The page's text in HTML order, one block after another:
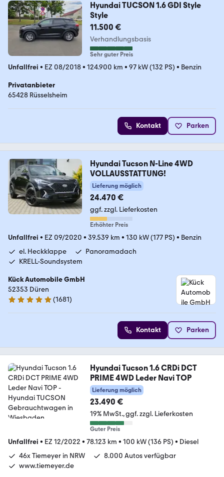
Hyundai TUCSON 1.6 GDI Style
Style
11.500 €
Verhandlungsbasis
Sehr guter Preis
Unfallfrei • EZ 08/2018• 124.900 km • 97 kW (132 PS) • Benzin
Privatanbieter
65428 Rüsselsheim
Kontakt Parken
Hyundai Tucson N-Line 4WD
VOLLAUSSTATTUNG!
Lieferung möglich
24.470 €
ggf. zzgl. Lieferkosten
Erhöhter Preis
Unfallfrei • EZ 09/2020 • 39.539 km • 130 kW (177 PS) • Benzin
el. Heckklappe
Panoramadach
KRELL-Soundsystem
Kück Automobile GmbH
52353 Düren
4.8 Sterne
(1681)
Kontakt Parken
Hyundai Tucson 1.6 CRDi DCT
PRIME 4WD Leder Navi TOP
Lieferung möglich
23.490 €
19% MwSt. ggf. zzgl. Lieferkosten
Guter Preis
Unfallfrei • EZ 12/2022 • 78.123 km • 100 kW (136 PS) • Diesel
46x Tiemeyer in NRW
8.000 Autos verfügbar
www.tiemeyer.de